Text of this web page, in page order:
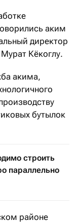
аким
директор
Кёкоглу.
акима,
бутылок
строить
параллельно
районе